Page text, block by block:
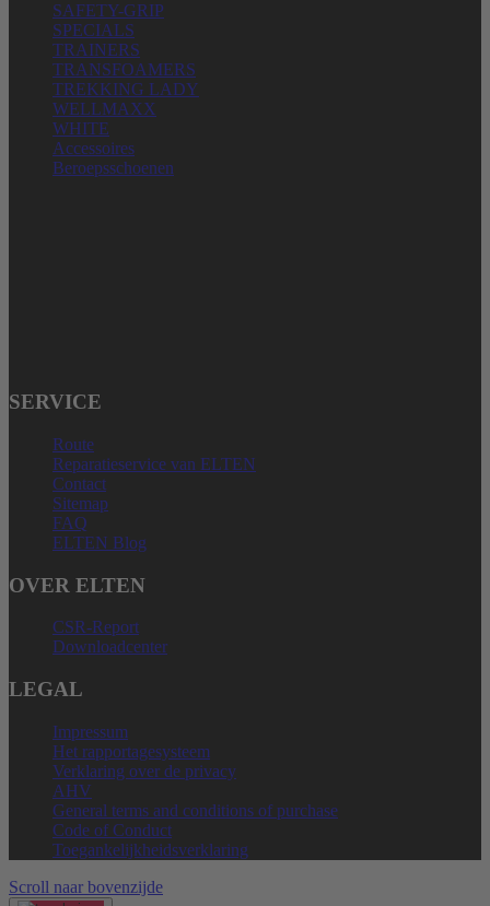
SAFETY-GRIP
SPECIALS
TRAINERS
TRANSFOAMERS
TREKKING LADY
WELLMAXX
WHITE
Accessoires
Beroepsschoenen
SERVICE
Route
Reparatieservice van ELTEN
Contact
Sitemap
FAQ
ELTEN Blog
OVER ELTEN
CSR-Report
Downloadcenter
LEGAL
Impressum
Het rapportagesysteem
Verklaring over de privacy
AHV
General terms and conditions of purchase
Code of Conduct
Toegankelijkheidsverklaring
Scroll naar bovenzijde